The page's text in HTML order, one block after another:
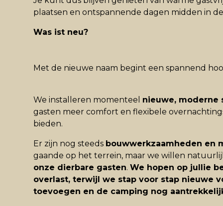
plaatsen en ontspannende dagen midden in
Was ist neu?
Met de nieuwe naam begint een spannend
We installeren momenteel nieuwe, moderne
gasten meer comfort en flexibele
bieden.
Er zijn nog steeds bouwwerkzaamheden en
gaande op het terrein, maar we willen
onze dierbare gasten. We hopen op jullie
overlast, terwijl we stap voor stap nieuwe
toevoegen en de camping nog